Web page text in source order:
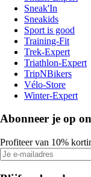
Sneak'In
Sneakids
Sport is good
Training-Fit
Trek-Expert
Triathlon-Expert
TripNBikers
Vélo-Store
Winter-Expert
Abonneer je op
Profiteer van 10%